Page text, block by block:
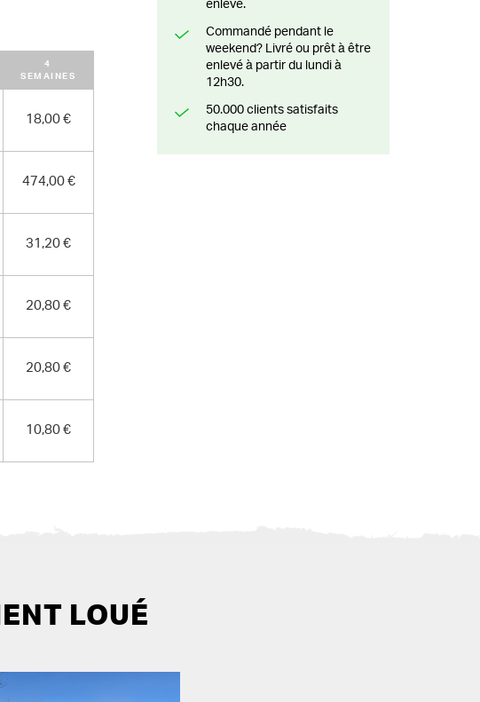
4
SEMAINES
18,00 €
474,00 €
31,20 €
20,80 €
20,80 €
10,80 €
enlevé.
Commandé pendant le
weekend? Livré ou prêt à être
enlevé à partir du lundi à
12h30.
50.000 clients satisfaits
chaque année
LOUÉ